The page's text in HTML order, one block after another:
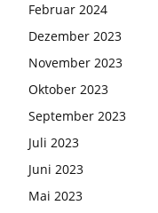
Februar 2024
Dezember 2023
November 2023
Oktober 2023
September 2023
Juli 2023
Juni 2023
Mai 2023